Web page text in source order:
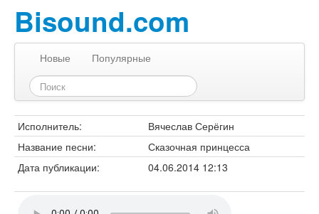
Bisound.com
Новые Популярные
Исполнитель:
Вячеслав Серёгин
Название песни:
Сказочная принцесса
Дата публикации:
04.06.2014 12:13